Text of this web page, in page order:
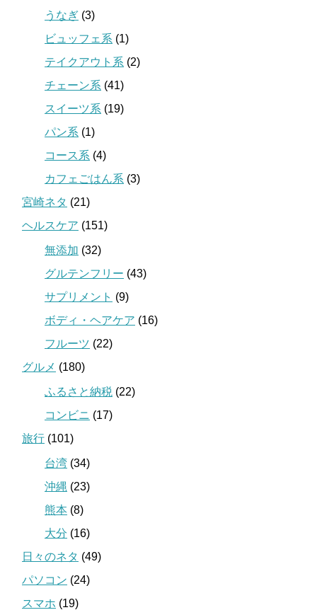
うなぎ (3)
ビュッフェ系 (1)
テイクアウト系 (2)
チェーン系 (41)
スイーツ系 (19)
パン系 (1)
コース系 (4)
カフェごはん系 (3)
宮崎ネタ (21)
ヘルスケア (151)
無添加 (32)
グルテンフリー (43)
サプリメント (9)
ボディ・ヘアケア (16)
フルーツ (22)
グルメ (180)
ふるさと納税 (22)
コンビニ (17)
旅行 (101)
台湾 (34)
沖縄 (23)
熊本 (8)
大分 (16)
日々のネタ (49)
パソコン (24)
スマホ (19)